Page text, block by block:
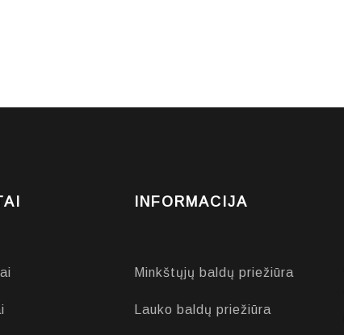
INFORMACIJA
Minkštųjų baldų priežiūra
Lauko baldų priežiūra